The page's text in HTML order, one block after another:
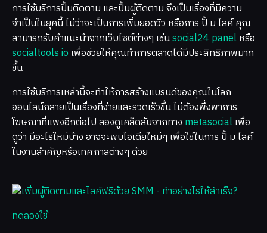
การใช้บริการปั้มติดตาม และปั้มผู้ติดตาม จึงเป็นเรื่องที่มีความ
จำเป็นในยุคนี้ ไม่ว่าจะเป็นการเพิ่มยอดวิว หรือการ ปั้ ม ไลค์ คุณ
สามารถรับคำแนะนำจากเว็บไซต์ต่างๆ เช่นsocial24 panelหรือ
socialtools io เพื่อช่วยให้คุณทำการตลาดได้มีประสิทธิภาพมาก
ขึ้น
การใช้บริการเหล่านี้จะทำให้การสร้างแบรนด์ของคุณในโลก
ออนไลน์กลายเป็นเรื่องที่ง่ายและรวดเร็วขึ้น ไม่ต้องพึ่งพาการ
โฆษณาที่แพงอีกต่อไป ลองดูเคล็ดลับจากทาง metasocialเพื่อ
ดูว่า มีอะไรใหม่บ้าง อาจจะพบไอเดียใหม่ๆ เพื่อใช้ในการ ปั้ ม ไลค์
ในงานสำคัญหรือเทศกาลต่างๆ ด้วย
ทดลองใช้